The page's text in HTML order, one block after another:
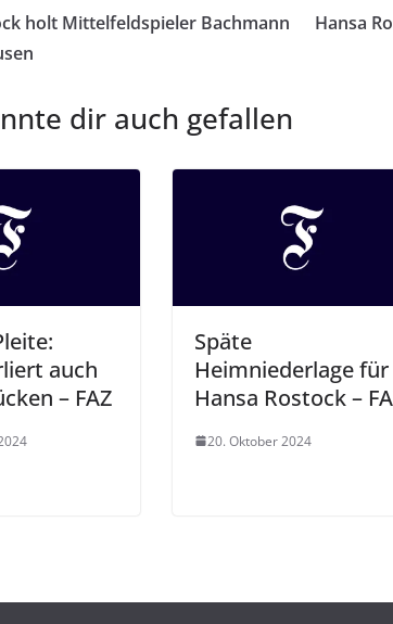
holt Mittelfeldspieler Bachmann
Hansa
dir auch gefallen
auch
– FAZ
Späte
Heimniederlage für
Hansa Rostock –
20. Oktober 2024